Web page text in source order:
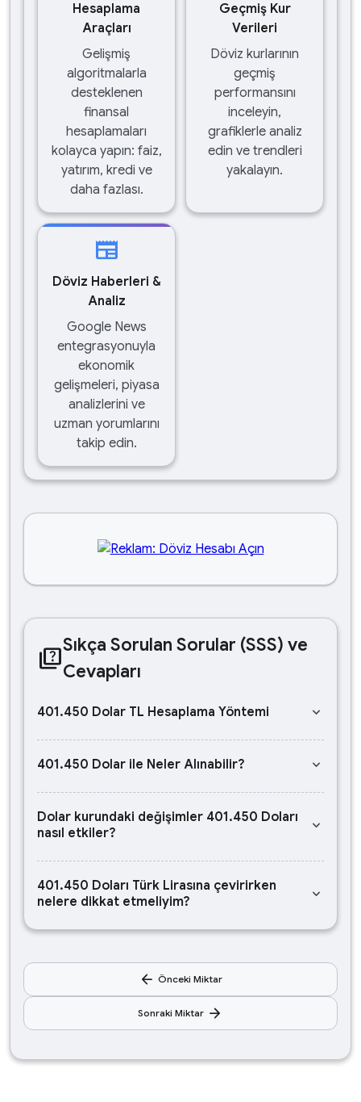
Hesaplama
Araçları
Gelişmiş
algoritmalarla
desteklenen
finansal
hesaplamaları
kolayca yapın: faiz,
yatırım, kredi ve
daha fazlası.
Geçmiş Kur
Verileri
Döviz kurlarının
geçmiş
performansını
inceleyin,
grafiklerle analiz
edin ve trendleri
yakalayın.
newspaper
Döviz Haberleri &
Analiz
Google News
entegrasyonuyla
ekonomik
gelişmeleri, piyasa
analizlerini ve
uzman yorumlarını
takip edin.
quizSıkça Sorulan Sorular (SSS) ve
Cevapları
401.450 Dolar TL Hesaplama Yöntemi keyboard_arrow_down
401.450 Dolar ile Neler Alınabilir? keyboard_arrow_down
Dolar kurundaki değişimler 401.450 Doları
nasıl etkiler?
keyboard_arrow_down
401.450 Doları Türk Lirasına çevirirken
nelere dikkat etmeliyim?
keyboard_arrow_down
arrow_back Önceki Miktar
Sonraki Miktar arrow_forward